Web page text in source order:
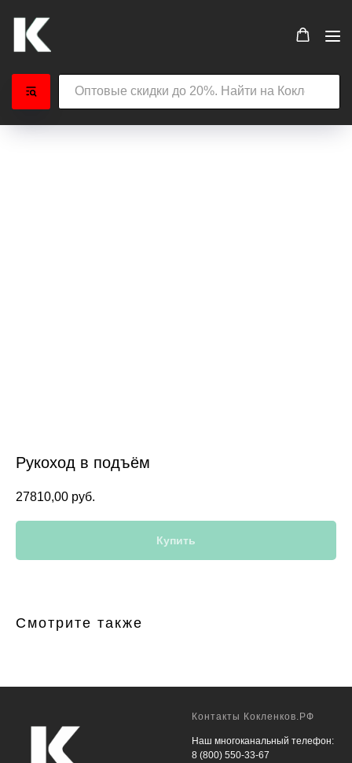
Рукоход в подъём
27810,00 руб.
Купить
Смотрите также
Контакты Кокленков.РФ
Наш многоканальный телефон:
8 (800) 550-33-67